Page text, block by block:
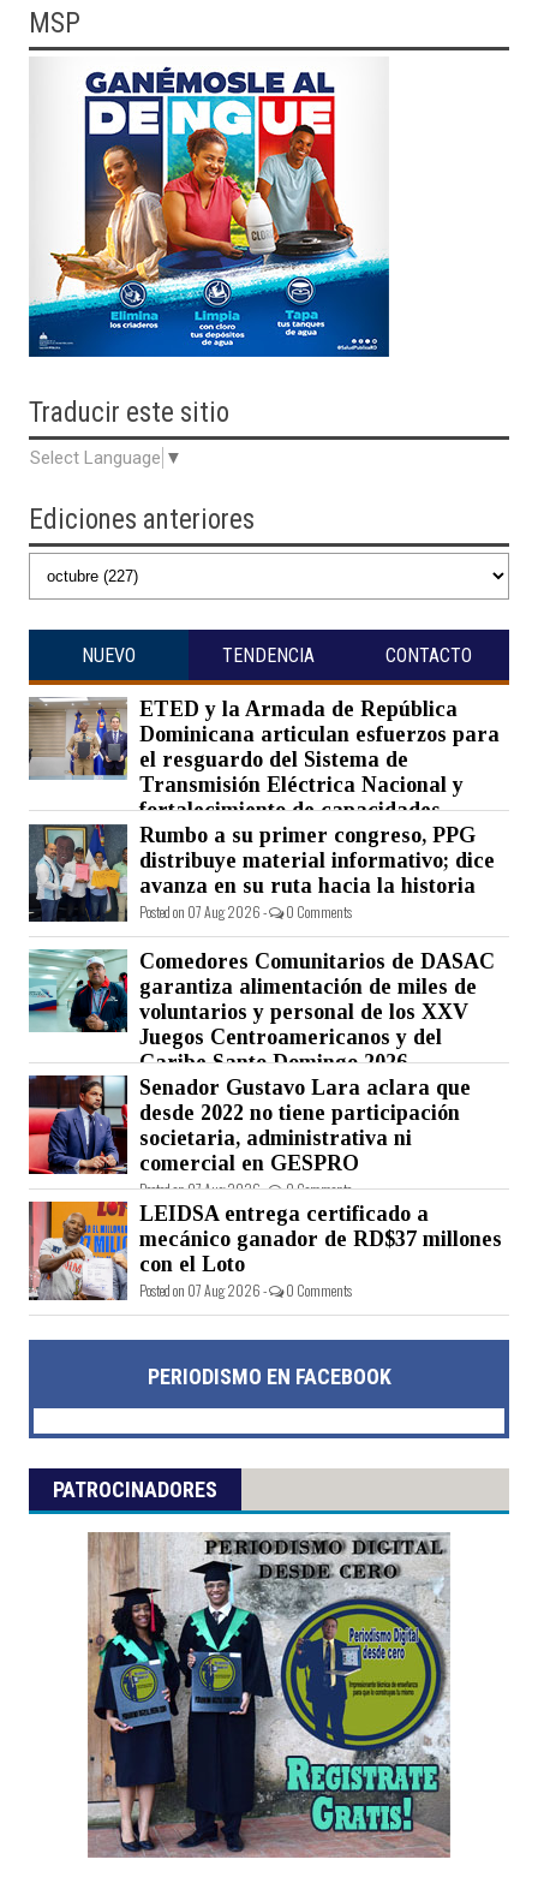
MSP
Traducir este sitio
Select Language ▼
Ediciones anteriores
NUEVO TENDENCIA CONTACTO
ETED y la Armada de República
Dominicana articulan esfuerzos para
el resguardo del Sistema de
Transmisión Eléctrica Nacional y
fortalecimiento de capacidades.
Posted on 07 Aug 2026 - 0 Comments
Rumbo a su primer congreso, PPG
distribuye material informativo; dice
avanza en su ruta hacia la historia
Posted on 07 Aug 2026 - 0 Comments
Comedores Comunitarios de DASAC
garantiza alimentación de miles de
voluntarios y personal de los XXV
Juegos Centroamericanos y del
Caribe Santo Domingo 2026
Posted on 07 Aug 2026 - 0 Comments
Senador Gustavo Lara aclara que
desde 2022 no tiene participación
societaria, administrativa ni
comercial en GESPRO
Posted on 07 Aug 2026 - 0 Comments
LEIDSA entrega certificado a
mecánico ganador de RD$37 millones
con el Loto
Posted on 07 Aug 2026 - 0 Comments
PERIODISMO EN FACEBOOK
PATROCINADORES